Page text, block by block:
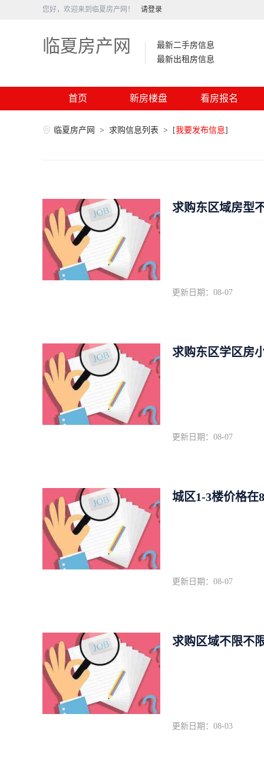
您好，欢迎来到临夏房产网！ 请登录
临夏房产网
最新二手房信息
最新出租房信息
首页 新房楼盘 看房报名
临夏房产网 > 求购信息列表 > [我要发布信息]
求购东区域房型
更新日期：08-07
求购东区学区房
更新日期：08-07
城区1-3楼价格在
更新日期：08-07
求购区域不限不
更新日期：08-03